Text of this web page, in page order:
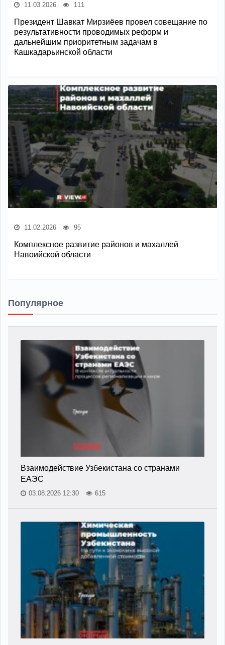
11.03.2026 111
Президент Шавкат Мирзиёев провел совещание по
результативности проводимых реформ и
дальнейшим приоритетным задачам в
Кашкадарьинской области
11.02.2026 95
Комплексное развитие районов и махаллей
Навоийской области
Популярное
Взаимодействие Узбекистана со странами
ЕАЭС
03.08.2026 12:30 615